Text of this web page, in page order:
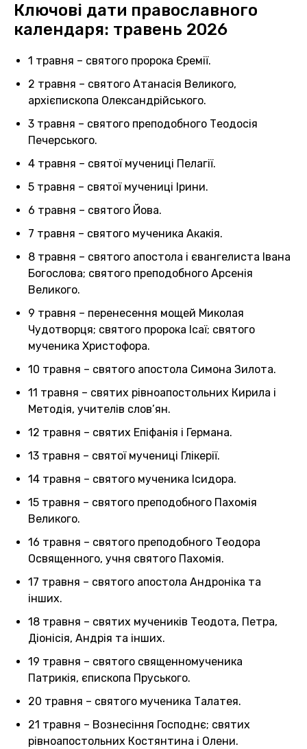
Ключові дати православного
календаря: травень 2026
1 травня – святого пророка Єремії.
2 травня – святого Атанасія Великого,
архієпископа Олександрійського.
3 травня – святого преподобного Теодосія
Печерського.
4 травня – святої мучениці Пелагії.
5 травня – святої мучениці Ірини.
6 травня – святого Йова.
7 травня – святого мученика Акакія.
8 травня – святого апостола і євангелиста Івана
Богослова; святого преподобного Арсенія
Великого.
9 травня – перенесення мощей Миколая
Чудотворця; святого пророка Ісаї; святого
мученика Христофора.
10 травня – святого апостола Симона Зилота.
11 травня – святих рівноапостольних Кирила і
Методія, учителів слов’ян.
12 травня – святих Епіфанія і Германа.
13 травня – святої мучениці Глікерії.
14 травня – святого мученика Ісидора.
15 травня – святого преподобного Пахомія
Великого.
16 травня – святого преподобного Теодора
Освященного, учня святого Пахомія.
17 травня – святого апостола Андроніка та
інших.
18 травня – святих мучеників Теодота, Петра,
Діонісія, Андрія та інших.
19 травня – святого священномученика
Патрикія, єпископа Пруського.
20 травня – святого мученика Талатея.
21 травня – Вознесіння Господнє; святих
рівноапостольних Костянтина і Олени.